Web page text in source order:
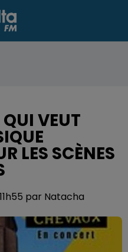
VEUT
LES SCÈNES
par Natacha